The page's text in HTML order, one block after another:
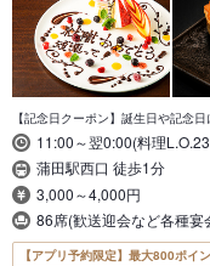
【記念日クーポン】誕生日や記念
11:00～翌0:00(料理
蒲田駅西口 徒歩1分
3,000～4,000円
86席(歓送迎会など各種
【アプリ予約限定】最大800ポイ